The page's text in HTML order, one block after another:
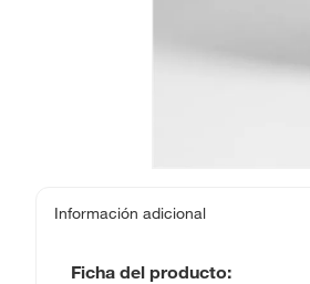
Información adicional
Ficha del producto: